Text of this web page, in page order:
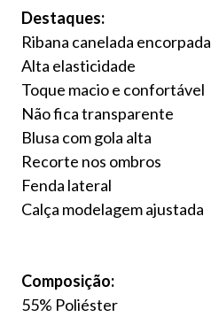
Destaques:
Ribana canelada encorpada
Alta elasticidade
Toque macio e confortável
Não fica transparente
Blusa com gola alta
Recorte nos ombros
Fenda lateral
Calça modelagem ajustada
Composição:
55% Poliéster